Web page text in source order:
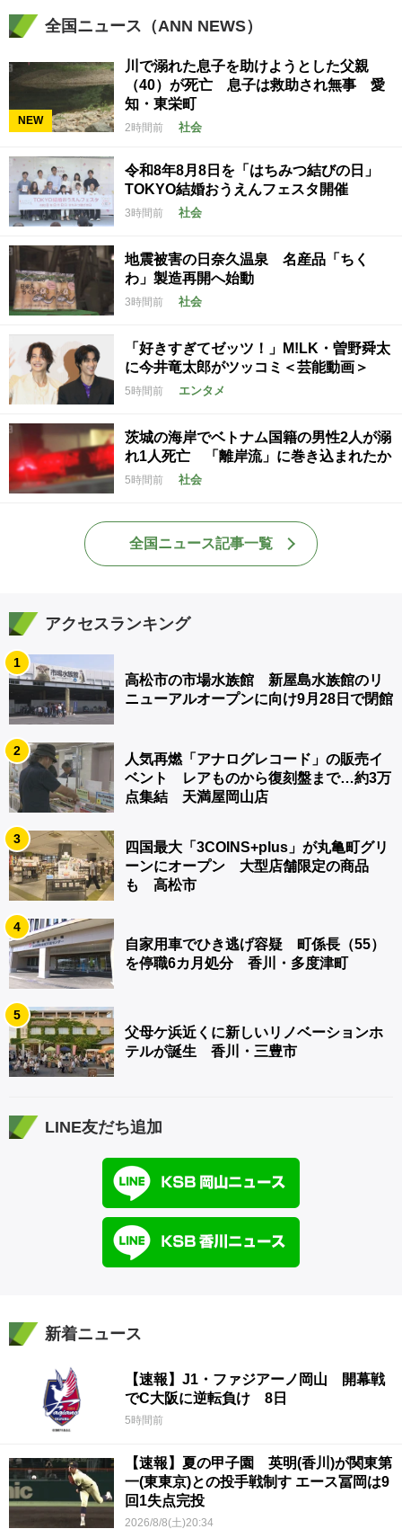
全国ニュース（ANN NEWS）
NEW
川で溺れた息子を助けようとした父親
（40）が死亡 息子は救助され無事 愛
知・東栄町
2時間前 社会
令和8年8月8日を「はちみつ結びの日」
TOKYO結婚おうえんフェスタ開催
3時間前 社会
地震被害の日奈久温泉 名産品「ちく
わ」製造再開へ始動
3時間前 社会
「好きすぎてゼッツ！」M!LK・曽野舜太
に今井竜太郎がツッコミ＜芸能動画＞
5時間前 エンタメ
茨城の海岸でベトナム国籍の男性2人が溺
れ1人死亡 「離岸流」に巻き込まれたか
5時間前 社会
全国ニュース記事一覧
アクセスランキング
1
高松市の市場水族館 新屋島水族館のリ
ニューアルオープンに向け9月28日で閉館
2
人気再燃「アナログレコード」の販売イ
ベント レアものから復刻盤まで…約3万
点集結 天満屋岡山店
3
四国最大「3COINS+plus」が丸亀町グリ
ーンにオープン 大型店舗限定の商品
も 高松市
4
自家用車でひき逃げ容疑 町係長（55）
を停職6カ月処分 香川・多度津町
5
父母ケ浜近くに新しいリノベーションホ
テルが誕生 香川・三豊市
LINE友だち追加
新着ニュース
【速報】J1・ファジアーノ岡山 開幕戦
でC大阪に逆転負け 8日
5時間前
【速報】夏の甲子園 英明(香川)が関東第
一(東東京)との投手戦制す エース冨岡は9
回1失点完投
2026/8/8(土)20:34